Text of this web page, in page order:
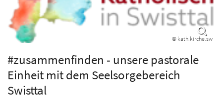
© kath.kirche.sw
#zusammenfinden - unsere pastorale
Einheit mit dem Seelsorgebereich
Swisttal